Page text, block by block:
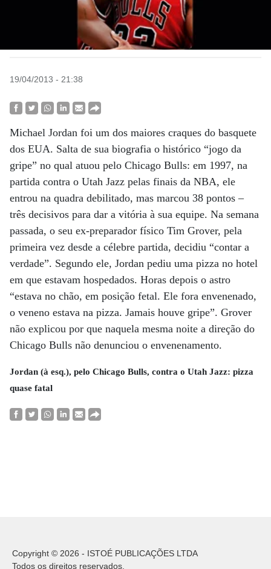
19/04/2013 - 21:38
Michael Jordan foi um dos maiores craques do basquete
dos EUA. Salta de sua biografia o histórico “jogo da
gripe” no qual atuou pelo Chicago Bulls: em 1997, na
partida contra o Utah Jazz pelas finais da NBA, ele
entrou na quadra debilitado, mas marcou 38 pontos –
três decisivos para dar a vitória à sua equipe. Na semana
passada, o seu ex-preparador físico Tim Grover, pela
primeira vez desde a célebre partida, decidiu “contar a
verdade”. Segundo ele, Jordan pediu uma pizza no hotel
em que estavam hospedados. Horas depois o astro
“estava no chão, em posição fetal. Ele fora envenenado,
o veneno estava na pizza. Jamais houve gripe”. Grover
não explicou por que naquela mesma noite a direção do
Chicago Bulls não denunciou o envenenamento.
Jordan (à esq.), pelo Chicago Bulls, contra o Utah Jazz: pizza
quase fatal
Copyright © 2026 - ISTOÉ PUBLICAÇÕES LTDA
Todos os direitos reservados.